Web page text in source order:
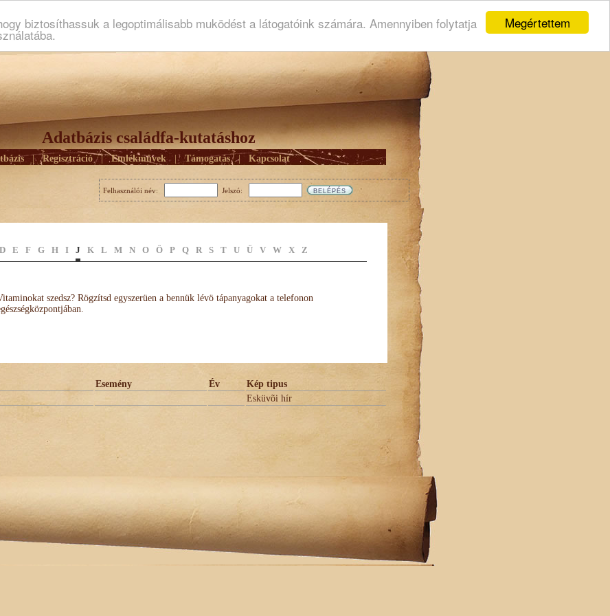
Megértettem
biztosíthassuk a legoptimálisabb muködést a látogatóink számára. Amennyiben folytatja
Adatbázis családfa-kutatáshoz
| Regisztráció | Emlékmûvek | Támogatás | Kapcsolat
Felhasználói név: Jelszó:
D E F G H I J K L M N O Ö P Q R S T U Ü V W X Z
szedsz? Rögzítsd egyszerüen a bennük lévö tápanyagokat a telefonon
Esemény Év
Kép tipus
Esküvõi hír